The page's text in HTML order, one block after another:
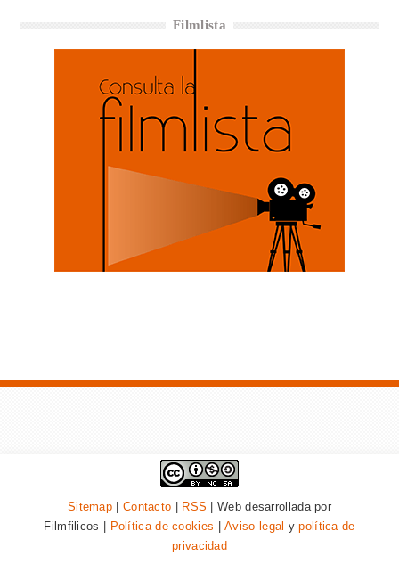
Filmlista
Sitemap Contacto RSS | Web desarrollada por
Filmfilicos |
Política de cookies |Aviso legal ypolítica de
privacidad